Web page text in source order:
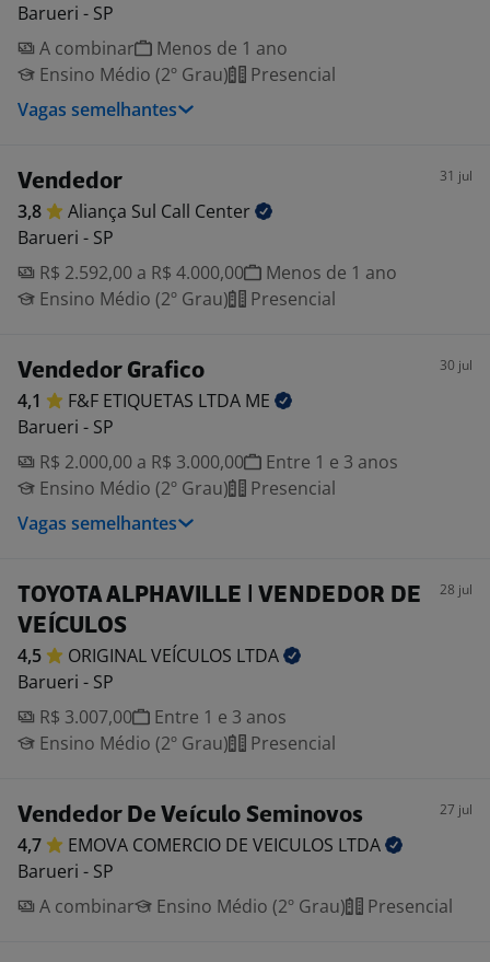
Barueri - SP
A combinar
Menos de 1 ano
Ensino Médio (2º Grau)
Presencial
Vagas semelhantes
Vendedor 31 jul
3,8 Aliança Sul Call Center
Barueri - SP
R$ 2.592,00 a R$ 4.000,00
Menos de 1 ano
Ensino Médio (2º Grau)
Presencial
Vendedor Grafico 30 jul
4,1 F&F ETIQUETAS LTDA ME
Barueri - SP
R$ 2.000,00 a R$ 3.000,00
Entre 1 e 3 anos
Ensino Médio (2º Grau)
Presencial
Vagas semelhantes
TOYOTA ALPHAVILLE | VENDEDOR DE
VEÍCULOS
28 jul
4,5 ORIGINAL VEÍCULOS LTDA
Barueri - SP
R$ 3.007,00
Entre 1 e 3 anos
Ensino Médio (2º Grau)
Presencial
Vendedor De Veículo Seminovos 27 jul
4,7 EMOVA COMERCIO DE VEICULOS LTDA
Barueri - SP
A combinar
Ensino Médio (2º Grau) Presencial